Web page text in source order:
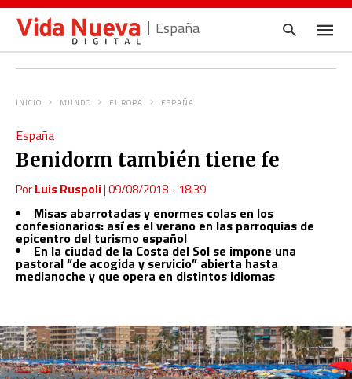
España
INICIO MUNDO EUROPA ESPAÑA
España
Benidorm también tiene fe
PorLuis Ruspoli|09/08/2018 - 18:39
Misas abarrotadas y enormes colas en los
confesionarios: así es el verano en las parroquias de
epicentro del turismo español
En la ciudad de la Costa del Sol se impone una
pastoral “de acogida y servicio” abierta hasta
medianoche y que opera en distintos idiomas